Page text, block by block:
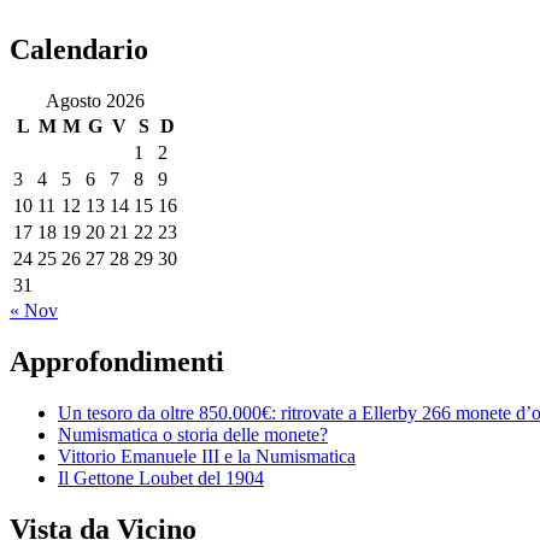
Calendario
Agosto 2026
L M M G V S D
1
2
3
4 5 6 7 8
9
10 11 12 13 14 15 16
17 18 19 20 21 22 23
24 25 26 27 28 29 30
31
« Nov
Approfondimenti
Un tesoro da oltre 850.000€: ritrovate a Ellerby 266 monete
Numismatica o storia delle monete?
Vittorio Emanuele III e la Numismatica
Il Gettone Loubet del 1904
Vista da Vicino